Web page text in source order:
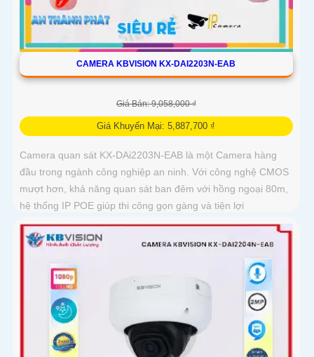
CAMERA KBVISION KX-DAI2203N-EAB
Giá Bán: 9,058,000 ₫
Giá Khuyến Mại: 5,887,700 ₫
Camera quan sát KX-DAi2203N-EAB là một Camera hàng
đầu trong ngành công nghiệp an ninh. Với công nghệ CMOS
mượt hơn, khả năng quan sát ban đêm với hồng ngoại 80m,
hệ thống IP POE giúp thi công gọn gàng và tiện lợi